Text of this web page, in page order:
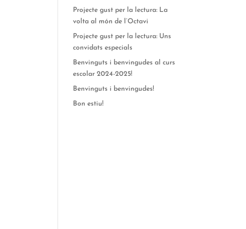
Projecte gust per la lectura: La
volta al món de l’Octavi
Projecte gust per la lectura: Uns
convidats especials
Benvinguts i benvingudes al curs
escolar 2024-2025!
Benvinguts i benvingudes!
Bon estiu!